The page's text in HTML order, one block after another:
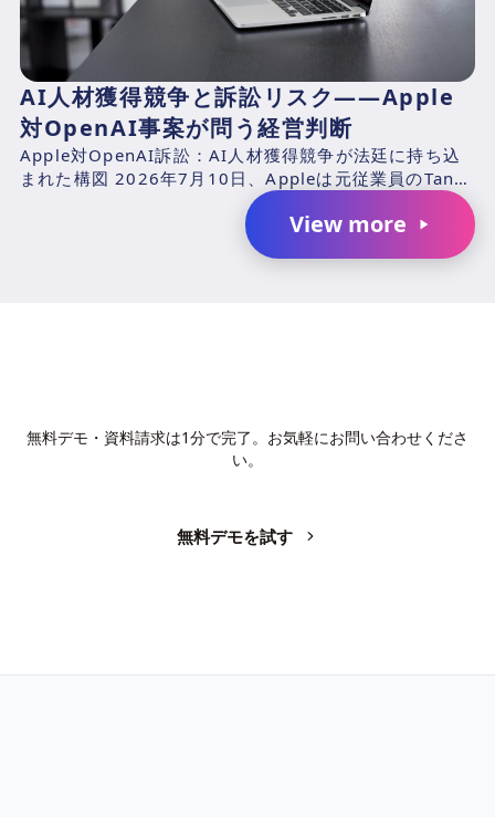
AI人材獲得競争と訴訟リスク――Apple
対OpenAI事案が問う経営判断
Apple対OpenAI訴訟：AI人材獲得競争が法廷に持ち込
まれた構図 2026年7月10日、Appleは元従業員のTang
View more
無料デモ・資料請求は1分で完了。お気軽にお問い合わせくださ
い。
無料デモを試す